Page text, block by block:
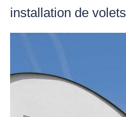
installation de volets